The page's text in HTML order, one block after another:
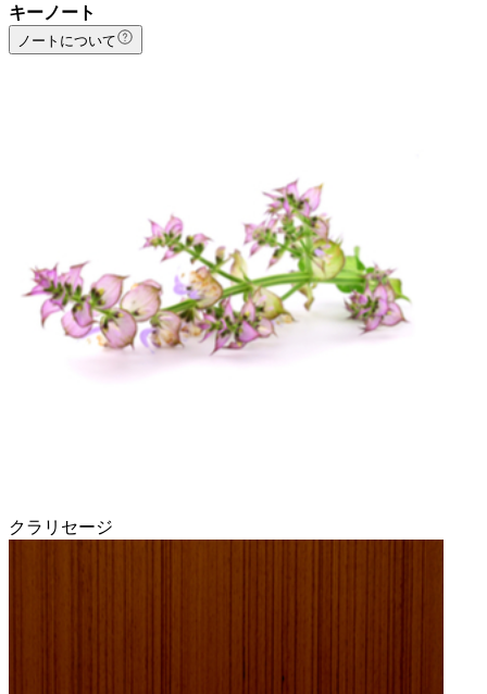
キーノート
ノートについて
クラリセージ